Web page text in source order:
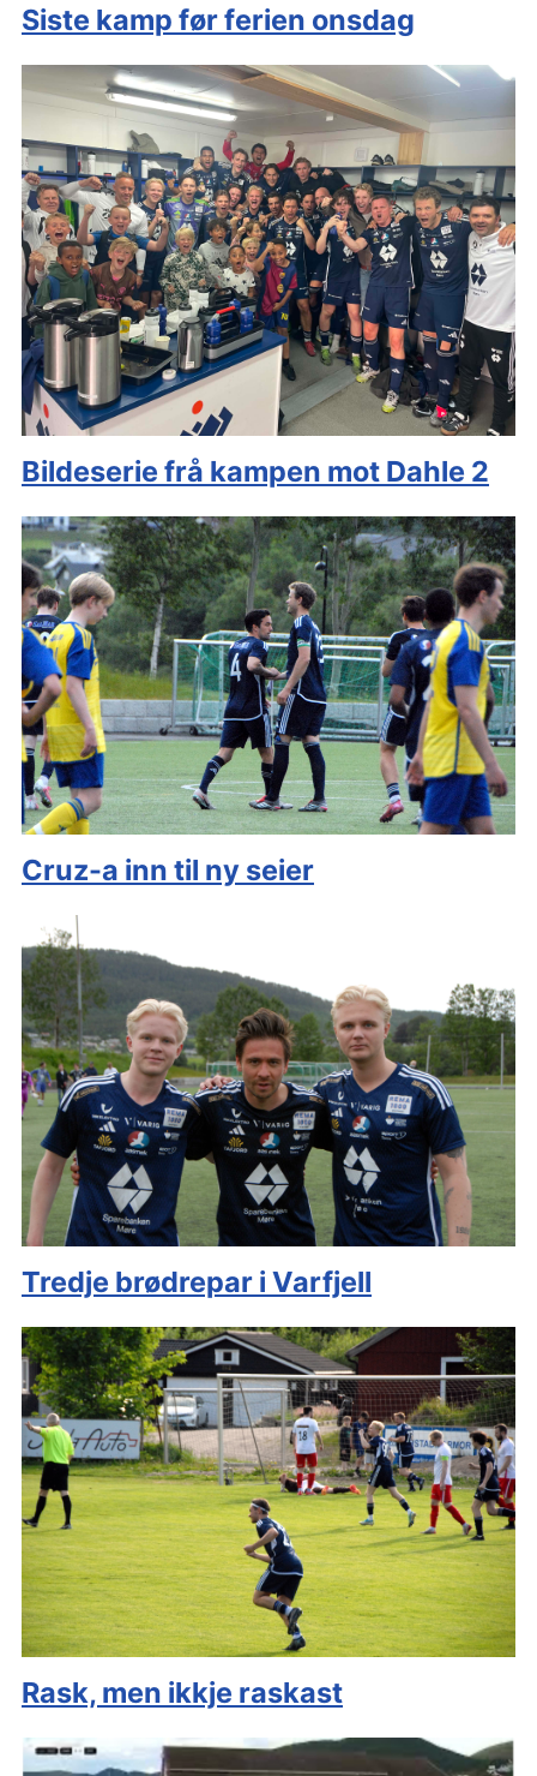
Siste kamp før ferien onsdag
Bildeserie frå kampen mot Dahle 2
Cruz-a inn til ny seier
Tredje brødrepar i Varfjell
Rask, men ikkje raskast